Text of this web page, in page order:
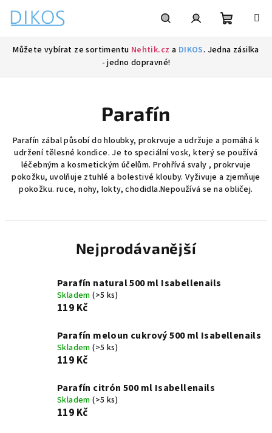
obsah
Můžete vybírat ze sortimentu Nehtik.cz a DIKOS. Jedna zásilka
- jedno dopravné!
Parafín
Parafín zábal působí do hloubky, prokrvuje a udržuje a pomáhá k
udržení tělesné kondice. Je to speciální vosk, který se používá
léčebným a kosmetickým účelům. Prohřívá svaly , prokrvuje
pokožku, uvolňuje ztuhlé a bolestivé klouby. Vyživuje a zjemňuje
pokožku. ruce, nohy, lokty, chodidla.Nepoužívá se na obličej.
Nejprodávanější
Parafín natural 500 ml Isabellenails
Skladem(>5 ks)
119 Kč
Parafín meloun cukrový 500 ml Isabellenails
Skladem(>5 ks)
119 Kč
Parafín citrón 500 ml Isabellenails
Skladem(>5 ks)
119 Kč